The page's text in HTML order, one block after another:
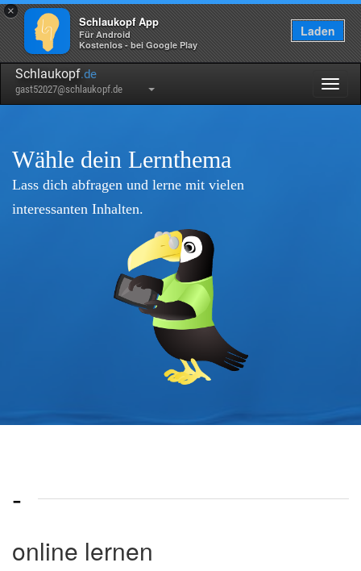
×
Schlaukopf App
Für Android
Kostenlos - bei Google Play
Laden
Schlaukopf.de
gast52027@schlaukopf.de
Wähle dein Lernthema
Lass dich abfragen und lerne mit vielen
interessanten Inhalten.
-
online lernen